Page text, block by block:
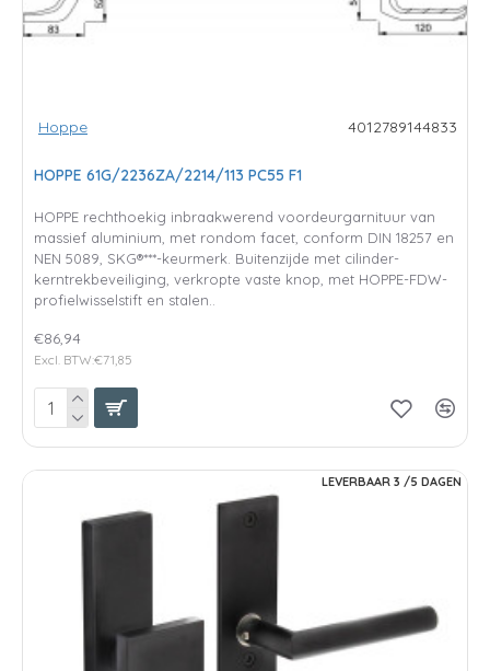
Hoppe 4012789144833
HOPPE 61G/2236ZA/2214/113 PC55 F1
HOPPE rechthoekig inbraakwerend voordeurgarnituur van
massief aluminium, met rondom facet, conform DIN 18257 en
NEN 5089, SKG®***-keurmerk. Buitenzijde met cilinder-
kerntrekbeveiliging, verkropte vaste knop, met HOPPE-FDW-
profielwisselstift en stalen..
€86,94
Excl. BTW:€71,85
LEVERBAAR 3 /5 DAGEN